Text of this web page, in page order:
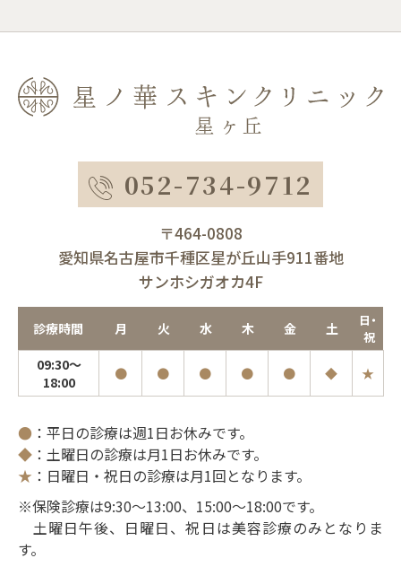
052-734-9712
〒464-0808
愛知県名古屋市千種区星が丘山手911番地
サンホシガオカ4F
診療時間 月 火 水 木 金 土
日・
祝
09:30～
18:00
● ● ● ● ● ◆ ★
● ：平日の診療は週1日お休みです。
◆ ：土曜日の診療は月1日お休みです。
★ ：日曜日・祝日の診療は月1回となります。
※保険診療は9:30～13:00、15:00～18:00です。
土曜日午後、日曜日、祝日は美容診療のみとなりま
す。